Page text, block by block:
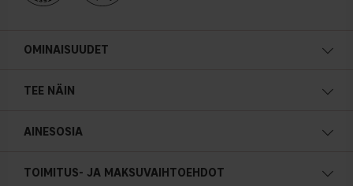
OMINAISUUDET
Ei tahmaa
200 ml / 6.76 fl. oz.
TEE NÄIN
AINESOSIA
TOIMITUS- JA MAKSUVAIHTOEHDOT